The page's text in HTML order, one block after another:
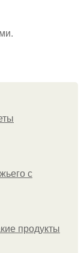
с
продукты